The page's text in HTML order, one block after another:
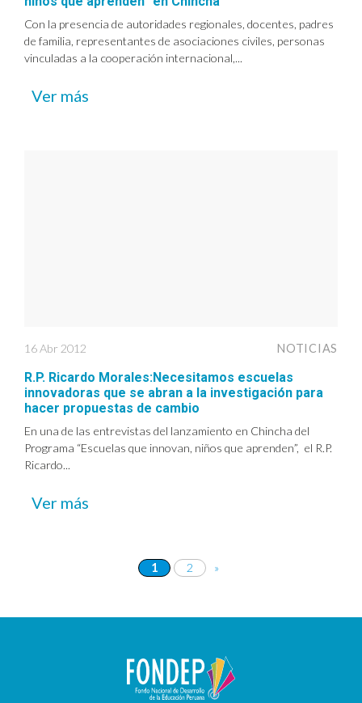
Con la presencia de autoridades regionales, docentes, padres
de familia, representantes de asociaciones civiles, personas
vinculadas a la cooperación internacional,...
Ver más
16 Abr 2012 NOTICIAS
R.P. Ricardo Morales:Necesitamos escuelas
innovadoras que se abran a la investigación para
hacer propuestas de cambio
En una de las entrevistas del lanzamiento en Chincha del
Programa “Escuelas que innovan, niños que aprenden”, el R.P.
Ricardo...
Ver más
1 2 »